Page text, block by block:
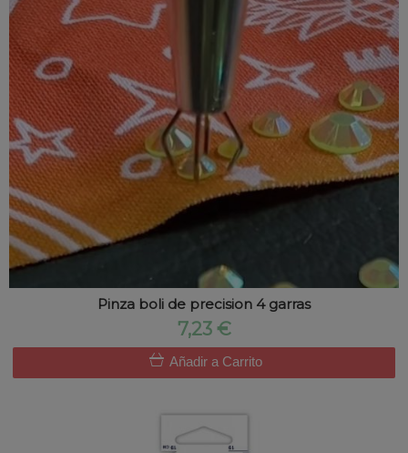
Pinza boli de precision 4 garras
7,23 €
Añadir a Carrito